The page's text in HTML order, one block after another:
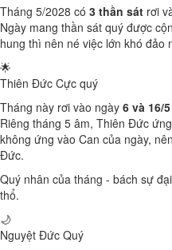
Tháng 5/2028 có 3 thần sát rơi
Ngày mang thần sát quý được
hung thì nên né việc lớn khó đảo
🌟
Thiên Đức Cực quý
Tháng này rơi vào ngày 6 và 16/5
Riêng tháng 5 âm, Thiên Đức
không ứng vào Can của ngày,
Đức.
Quý nhân của tháng - bách sự
thổ.
🌙
Nguyệt Đức Quý